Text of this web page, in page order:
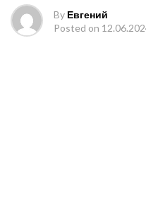
By Евгений
Posted on